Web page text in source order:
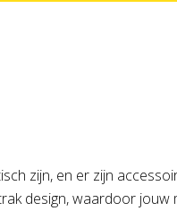
zijn, en er zijn
design, waardoor